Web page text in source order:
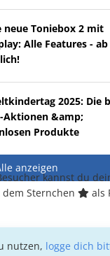
neue Toniebox 2 mit
Alle Features -
2025: Die
Aktionen &amp;
Produkte
anzeigen
kannst du
Sternchen
als
nutzen, logge dich